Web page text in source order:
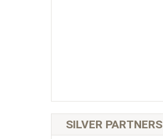
SILVER PARTNERS